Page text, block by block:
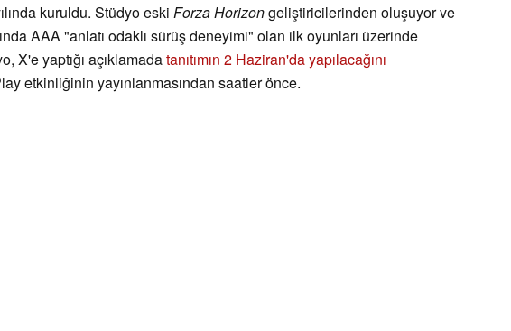
kuruldu. Stüdyo eski Forza Horizongeliştiricilerinden oluşuyor ve
AAA "anlatı odaklı sürüş deneyimi" olan ilk oyunları üzerinde
X'e yaptığı açıklamadatanıtımın 2 Haziran'da yapılacağını
etkinliğinin yayınlanmasından saatler önce.